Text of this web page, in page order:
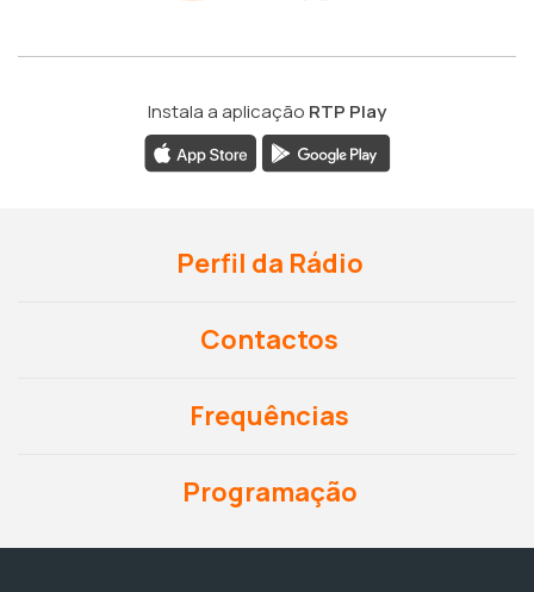
Instala a aplicação RTP Play
Perfil da Rádio
Contactos
Frequências
Programação